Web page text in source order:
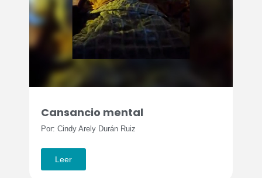
Cansancio mental
Por: Cindy Arely Durán Ruiz
Leer